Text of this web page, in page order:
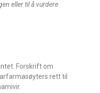
eller til å vurdere
Forskrift om
rett til